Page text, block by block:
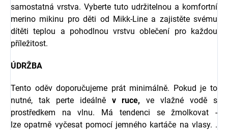
samostatná vrstva. Vyberte tuto udržitelnou a komfortní
merino mikinu pro děti od Mikk-Line a zajistěte svému
dítěti teplou a pohodlnou vrstvu oblečení pro každou
příležitost.
ÚDRŽBA
Tento oděv doporučujeme prát minimálně. Pokud je to
nutné, tak perte ideálně v ruce, ve vlažné vodě s
prostředkem na vlnu. Má tendenci se žmolkovat -
lzeopatrně vyčesat pomocí jemného kartáče na vlasy. .